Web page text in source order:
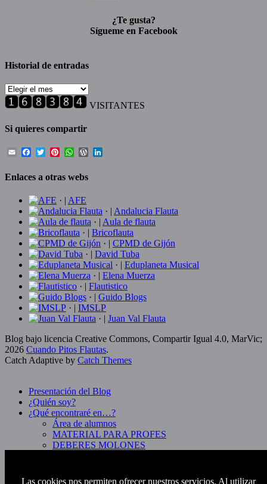
¿Te gusta?
Sígueme en Facebook
Historial de entradas
Historial
de
entradas
VISITANTES
Si quieres compartir
EmailFacebook
TwitterPinterestWhatsAppWordPress
Enlaces a otras webs
· | AFE
· | Andalucia Flauta
· | Aula de flauta
· | Bricoflauta
· | CPMD de Gijón
· | David Tuba
· | Eduplaneta Musical
· | Elena Muerza
· | Flautistico
· | Guido Blogs
· | IMSLP
· | Juan Val Flauta
Blog bajo licencia Creative Commons, Compartir Igual 4.0, MarVic;
2026 Cuando Pitos Flautas.
Catch Adaptive by Catch Themes
Presentación del Blog
¿Quién soy?
¿Qué encontraré en…?
Área de alumnos
MATERIAL PARA PROFES
DEBERES MOLONES
MUSICALES
Las cookies nos permiten ofrecer nuestros servicios. Al utilizar